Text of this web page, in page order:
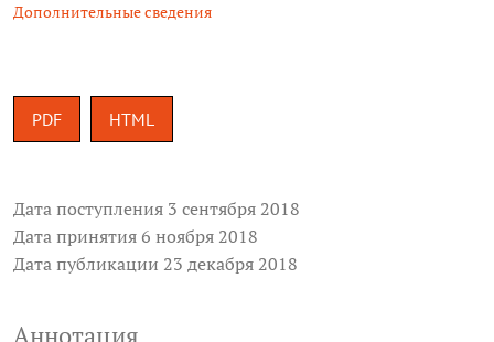
Дополнительные сведения
PDF HTML
Дата поступления 3 сентября 2018
Дата принятия 6 ноября 2018
Дата публикации 23 декабря 2018
Аннотация